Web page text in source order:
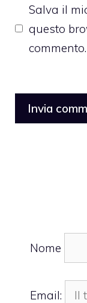
Salva il
questo
commento.
Nome
Email: